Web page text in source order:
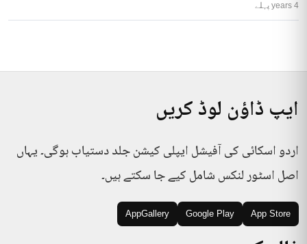
4 years پہلے
ایپ ڈاؤن لوڈ کریں
اردو اسکائی کی آفیشل ایپلی کیشن جلد دستیاب ہوگی۔ یہاں
اصل اسٹور لنکس شامل کیے جا سکتے ہیں۔
App Store
Google Play
AppGallery